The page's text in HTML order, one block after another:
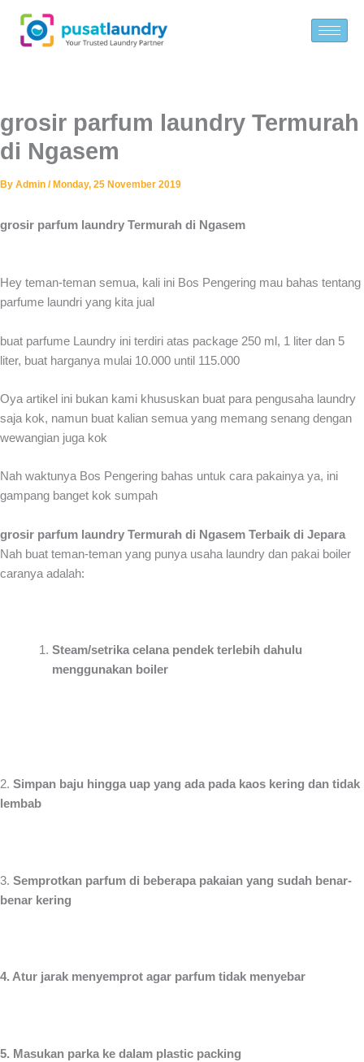
content
grosir parfum laundry Termurah
di Ngasem
By Admin /Monday, 25 November 2019
grosir parfum laundry Termurah di Ngasem
Hey teman-teman semua, kali ini Bos Pengering mau bahas tentang
parfume laundri yang kita jual
buat parfume Laundry ini terdiri atas package 250 ml, 1 liter dan 5
liter, buat harganya mulai 10.000 until 115.000
Oya artikel ini bukan kami khususkan buat para pengusaha laundry
saja kok, namun buat kalian semua yang memang senang dengan
wewangian juga kok
Nah waktunya Bos Pengering bahas untuk cara pakainya ya, ini
gampang banget kok sumpah
grosir parfum laundry Termurah di Ngasem Terbaik di Jepara
Nah buat teman-teman yang punya usaha laundry dan pakai boiler
caranya adalah:
Steam/setrika celana pendek terlebih dahulu
menggunakan boiler
2. Simpan baju hingga uap yang ada pada kaos kering dan tidak
lembab
3. Semprotkan parfum di beberapa pakaian yang sudah benar-
benar kering
4. Atur jarak menyemprot agar parfum tidak menyebar
5. Masukan parka ke dalam plastic packing